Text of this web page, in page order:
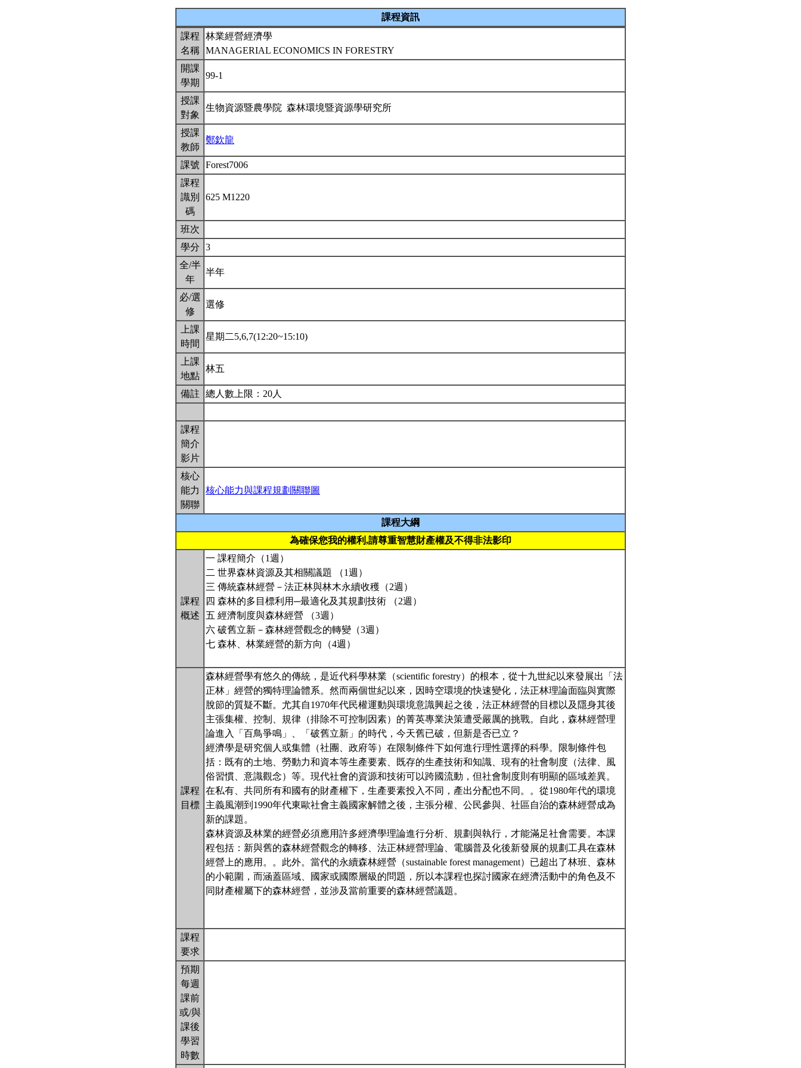
課程資訊
課程
名稱
林業經營經濟學
MANAGERIAL ECONOMICS IN FORESTRY
開課
學期
99-1
授課
對象
生物資源暨農學院 森林環境暨資源學研究所
授課
教師
鄭欽龍
課號
Forest7006
課程
識別
碼
625 M1220
班次
學分
3
全/半
年
半年
必/選
修
選修
上課
時間
星期二5,6,7(12:20~15:10)
上課
地點
林五
備註 總人數上限：20人
課程
簡介
影片
核心
能力
關聯
核心能力與課程規劃關聯圖
課程大綱
為確保您我的權利,請尊重智慧財產權及不得非法影印
課程
概述
一 課程簡介（1週）
二 世界森林資源及其相關議題 （1週）
三 傳統森林經營－法正林與林木永續收穫（2週）
四 森林的多目標利用─最適化及其規劃技術 （2週）
五 經濟制度與森林經營 （3週）
六 破舊立新－森林經營觀念的轉變（3週）
七 森林、林業經營的新方向（4週）
課程
目標
森林經營學有悠久的傳統，是近代科學林業（scientific forestry）的根本，從十九世紀以來發展出「法
正林」經營的獨特理論體系。然而兩個世紀以來，因時空環境的快速變化，法正林理論面臨與實際
脫節的質疑不斷。尤其自1970年代民權運動與環境意識興起之後，法正林經營的目標以及隱身其後
主張集權、控制、規律（排除不可控制因素）的菁英專業決策遭受嚴厲的挑戰。自此，森林經營理
論進入「百鳥爭鳴」、「破舊立新」的時代，今天舊已破，但新是否已立？
經濟學是研究個人或集體（社團、政府等）在限制條件下如何進行理性選擇的科學。限制條件包
括：既有的土地、勞動力和資本等生產要素、既存的生產技術和知識、現有的社會制度（法律、風
俗習慣、意識觀念）等。現代社會的資源和技術可以跨國流動，但社會制度則有明顯的區域差異。
在私有、共同所有和國有的財產權下，生產要素投入不同，產出分配也不同。。從1980年代的環境
主義風潮到1990年代東歐社會主義國家解體之後，主張分權、公民參與、社區自治的森林經營成為
新的課題。
森林資源及林業的經營必須應用許多經濟學理論進行分析、規劃與執行，才能滿足社會需要。本課
程包括：新與舊的森林經營觀念的轉移、法正林經營理論、電腦普及化後新發展的規劃工具在森林
經營上的應用。。此外。當代的永續森林經營（sustainable forest management）已超出了林班、森林
的小範圍，而涵蓋區域、國家或國際層級的問題，所以本課程也探討國家在經濟活動中的角色及不
同財產權屬下的森林經營，並涉及當前重要的森林經營議題。
課程
要求
預期
每週
課前
或/與
課後
學習
時數